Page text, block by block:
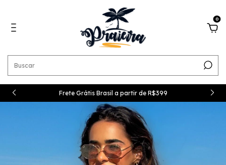
0
Frete Grátis Brasil a partir de R$399